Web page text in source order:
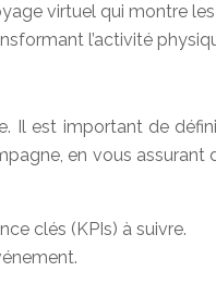
virtuel qui montre les
l’activité
Il est important de
en vous assurant
clés (KPIs) à suivre.